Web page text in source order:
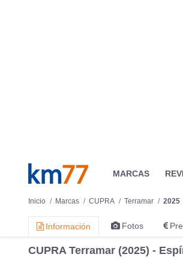
CUPRA Terramar (2025) -